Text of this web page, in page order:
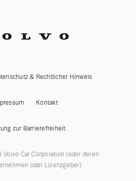
& Rechtlicher Hinweis
Kontakt
zur Barrierefreiheit
Car Corporation (oder deren
oder Lizenzgeber)